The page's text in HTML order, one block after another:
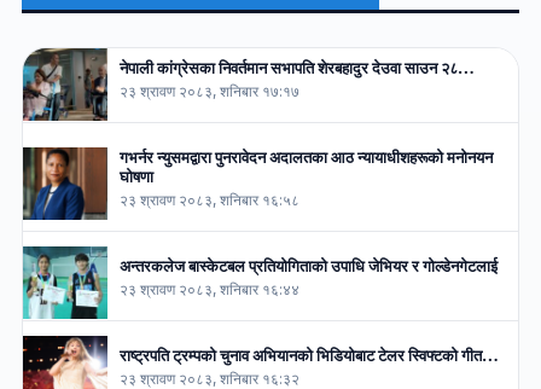
नेपाली कांग्रेसका निवर्तमान सभापति शेरबहादुर देउवा साउन २८…
२३ श्रावण २०८३, शनिबार १७:१७
गभर्नर न्युसमद्वारा पुनरावेदन अदालतका आठ न्यायाधीशहरूको मनोनयन
घोषणा
२३ श्रावण २०८३, शनिबार १६:५८
अन्तरकलेज बास्केटबल प्रतियोगिताको उपाधि जेभियर र गोल्डेनगेटलाई
२३ श्रावण २०८३, शनिबार १६:४४
राष्ट्रपति ट्रम्पको चुनाव अभियानको भिडियोबाट टेलर स्विफ्टको गीत…
२३ श्रावण २०८३, शनिबार १६:३२